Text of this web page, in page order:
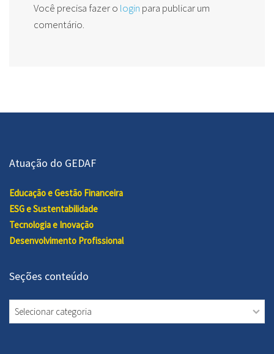
Você precisa fazer o login para publicar um
comentário.
Atuação do GEDAF
Educação e Gestão Financeira
ESG e Sustentabilidade
Tecnologia e Inovação
Desenvolvimento Profissional
Seções conteúdo
Seções
conteúdo